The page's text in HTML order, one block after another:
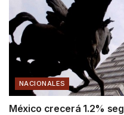
NACIONALES
México crecerá 1.2%